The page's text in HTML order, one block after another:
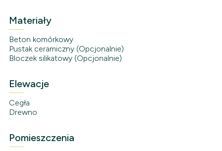
Materiały
Beton komórkowy
Pustak ceramiczny (Opcjonalnie)
Bloczek silikatowy (Opcjonalnie)
Elewacje
Cegła
Drewno
Pomieszczenia